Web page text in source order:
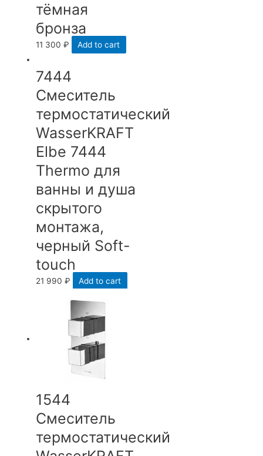
тёмная
бронза
11 300₽ Add to cart
7444
Смеситель
термостатический
WasserKRAFT
Elbe 7444
Thermo для
ванны и душа
скрытого
монтажа,
черный Soft-
touch
21 990₽ Add to cart
1544
Смеситель
термостатический